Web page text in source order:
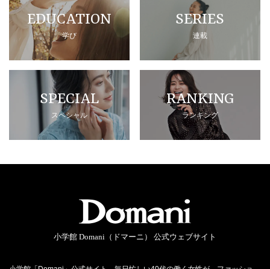
EDUCATION
学び
SERIES
連載
SPECIAL
スペシャル
RANKING
ランキング
小学館 Domani（ドマーニ） 公式ウェブサイト